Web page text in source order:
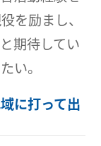
を励まし、
期待してい
い。
に打って出